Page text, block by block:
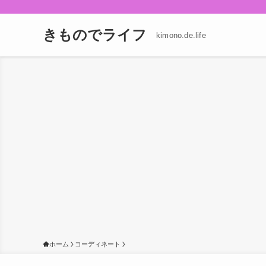
きものでライフ kimono.de.life
ホーム コーディネート